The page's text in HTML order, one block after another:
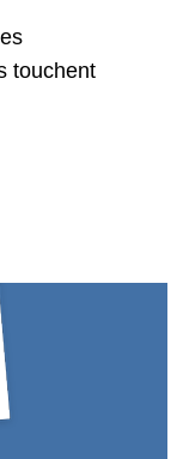
touchent